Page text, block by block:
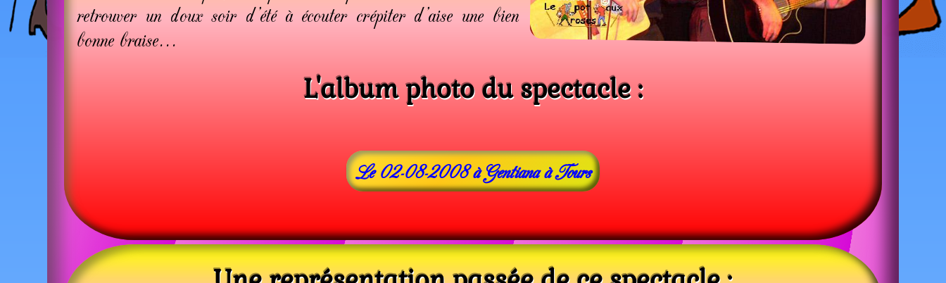
retrouver un doux soir d'été à écouter crépiter d'aise une bien
bonne braise...
L'album photo du spectacle :
Le 02-08-2008 à Gentiana à Tours